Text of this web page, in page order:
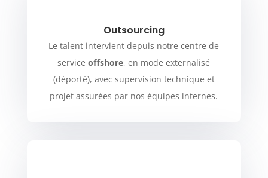
Outsourcing
Le talent intervient depuis notre centre de
serviceoffshore, en mode externalisé
(déporté), avec supervision technique et
projet assurées par nos équipes internes.